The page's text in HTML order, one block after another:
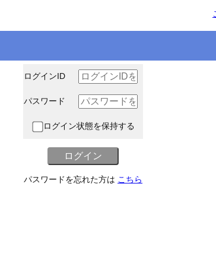
ログインID
パスワード
ログイン状態を保持する
パスワードを忘れた方は こちら